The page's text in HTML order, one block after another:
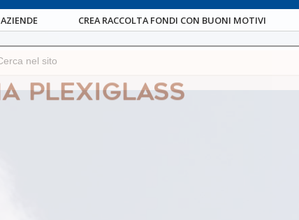
AZIENDE CREA RACCOLTA FONDI CON BUONI MOTIVI